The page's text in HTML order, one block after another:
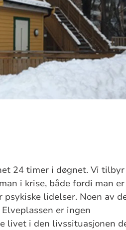
24 timer i døgnet. Vi tilbyr
i krise, både fordi man er
lidelser. Noen av
er ingen
livet i den livssituasjonen